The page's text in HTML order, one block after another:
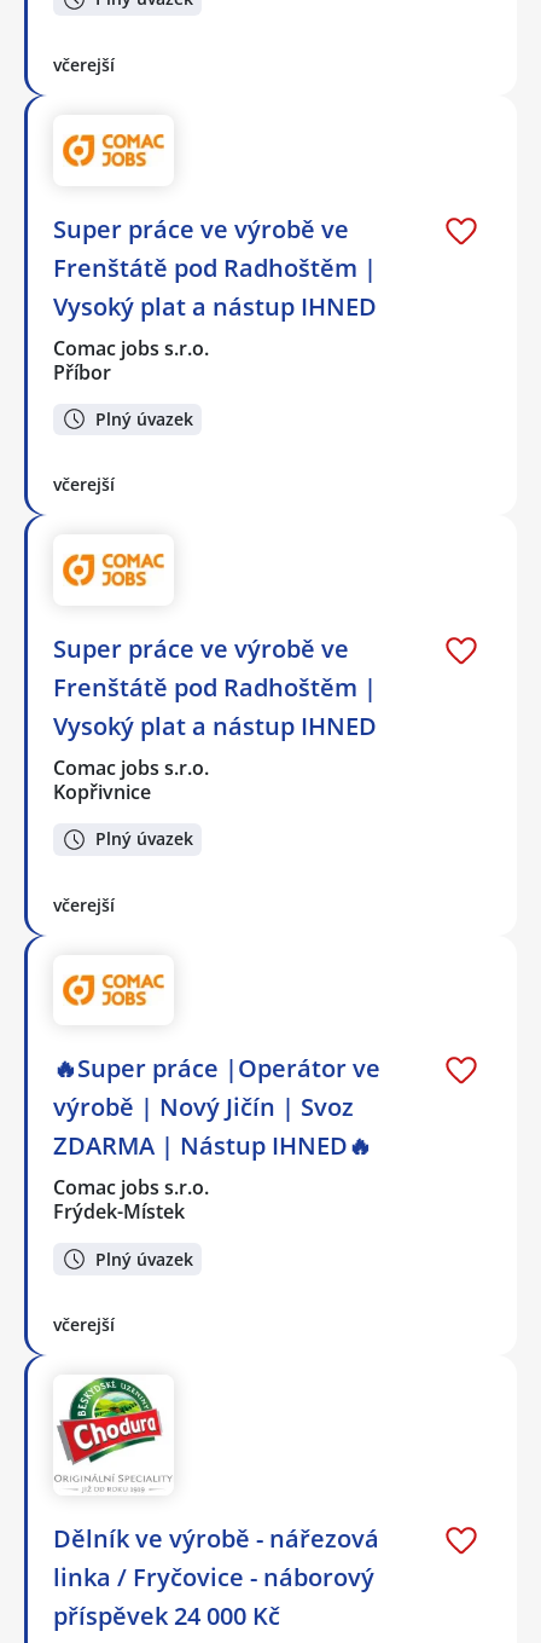
včerejší
Super práce ve výrobě ve
Frenštátě pod Radhoštěm |
Vysoký plat a nástup IHNED
Comac jobs s.r.o.
Příbor
Plný úvazek
včerejší
Super práce ve výrobě ve
Frenštátě pod Radhoštěm |
Vysoký plat a nástup IHNED
Comac jobs s.r.o.
Kopřivnice
Plný úvazek
včerejší
🔥Super práce |Operátor ve
výrobě | Nový Jičín | Svoz
ZDARMA | Nástup IHNED🔥
Comac jobs s.r.o.
Frýdek-Místek
Plný úvazek
včerejší
Dělník ve výrobě - nářezová
linka / Fryčovice - náborový
příspěvek 24 000 Kč